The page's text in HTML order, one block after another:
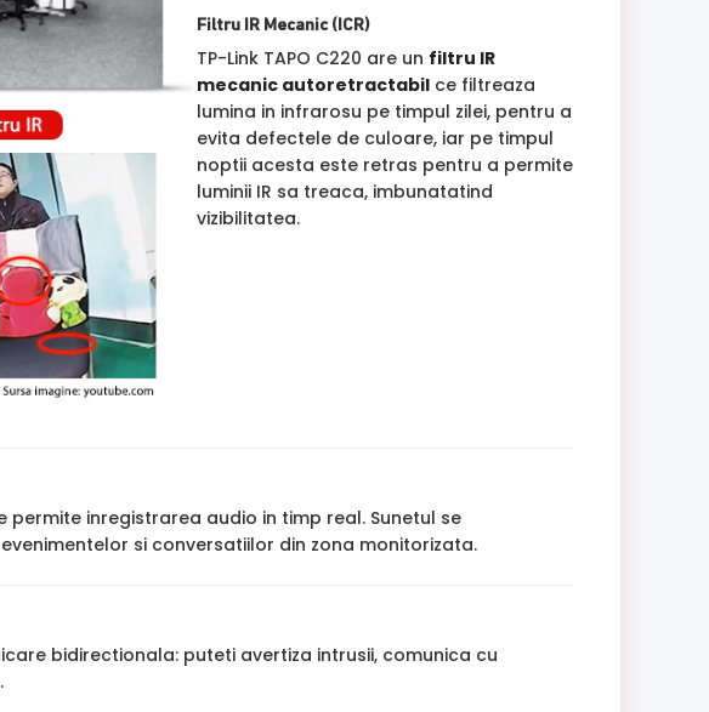
Filtru IR Mecanic (ICR)
TP-Link TAPO C220 are un filtru IR
mecanic autoretractabilce filtreaza
lumina in infrarosu pe timpul zilei, pentru a
evita defectele de culoare, iar pe timpul
noptii acesta este retras pentru a permite
luminii IR sa treaca, imbunatatind
vizibilitatea.
permite inregistrarea audio in timp real. Sunetul se
si conversatiilor din zona monitorizata.
bidirectionala: puteti avertiza intrusii, comunica cu